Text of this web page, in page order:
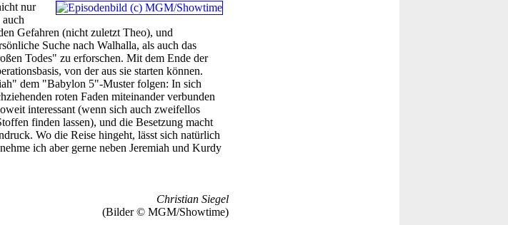
nur
Gefahren (nicht zuletzt Theo), und
Suche nach Walhalla, als auch das
Todes" zu erforschen. Mit dem Ende der
von der aus sie starten können.
dem "Babylon 5"-Muster folgen: In sich
roten Faden miteinander verbunden
interessant (wenn sich auch zweifellos
finden lassen), und die Besetzung macht
Wo die Reise hingeht, lässt sich natürlich
ich aber gerne neben Jeremiah und Kurdy
Christian Siegel
(Bilder © MGM/Showtime)